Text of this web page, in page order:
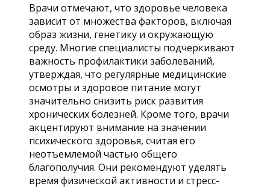
Врачи отмечают, что здоровье человека
зависит от множества факторов, включая
образ жизни, генетику и окружающую
среду. Многие специалисты подчеркивают
важность профилактики заболеваний,
утверждая, что регулярные медицинские
осмотры и здоровое питание могут
значительно снизить риск развития
хронических болезней. Кроме того, врачи
акцентируют внимание на значении
психического здоровья, считая его
неотъемлемой частью общего
благополучия. Они рекомендуют уделять
время физической активности и стресс-